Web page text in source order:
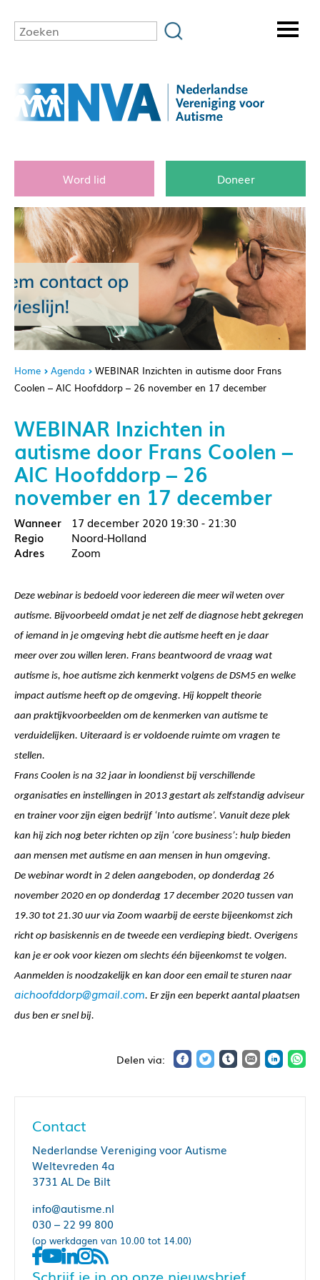
Word lid Doneer
Home Agenda
WEBINAR Inzichten in autisme door Frans
Coolen – AIC Hoofddorp – 26 november en 17 december
WEBINAR Inzichten in
autisme door Frans Coolen –
AIC Hoofddorp – 26
november en 17 december
17 december 2020 19:30 - 21:30
Noord-Holland
Zoom
Deze webinar is bedoeld voor iedereen die meer wil weten over
autisme. Bijvoorbeeld omdat je net zelf de diagnose hebt gekregen
of iemand in je omgeving hebt die autisme heeft en je daar
meer over zou willen leren. Frans beantwoord de vraag wat
autisme is, hoe autisme zich kenmerkt volgens de DSM5 en welke
impact autisme heeft op de omgeving. Hij koppelt theorie
aan praktijkvoorbeelden om de kenmerken van autisme te
verduidelijken. Uiteraard is er voldoende ruimte om vragen te
stellen.
Frans Coolen is na 32 jaar in loondienst bij verschillende
organisaties en instellingen in 2013 gestart als zelfstandig adviseur
en trainer voor zijn eigen bedrijf ‘Into autisme’. Vanuit deze plek
kan hij zich nog beter richten op zijn ‘core business’: hulp bieden
aan mensen met autisme en aan mensen in hun omgeving.
De webinar wordt in 2 delen aangeboden, op donderdag 26
november 2020 en op donderdag 17 december 2020 tussen van
19.30 tot 21.30 uur via Zoom waarbij de eerste bijeenkomst zich
richt op basiskennis en de tweede een verdieping biedt. Overigens
kan je er ook voor kiezen om slechts één bijeenkomst te volgen.
Aanmelden is noodzakelijk en kan door een email te sturen naar
aichoofddorp@gmail.com. Er zijn een beperkt aantal plaatsen
dus ben er snel bij.
Contact
Nederlandse Vereniging voor Autisme
Weltevreden 4a
3731 AL De Bilt
info@autisme.nl
030 – 22 99 800
(op werkdagen van 10.00 tot 14.00)